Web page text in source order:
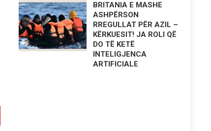
BRITANIA E MASHE
ASHPËRSON
RREGULLAT PËR AZIL –
KËRKUESIT! JA ROLI QË
DO TË KETË
INTELIGJENCA
ARTIFICIALE